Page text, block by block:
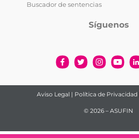
Buscador de sentencias
Síguenos
Aviso Legal | Política de Privacidad
© 2026 – ASUFIN